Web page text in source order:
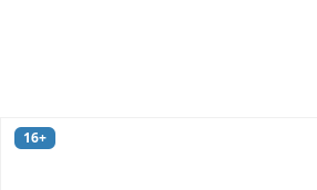
16+